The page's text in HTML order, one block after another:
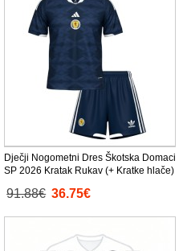
Dječji Nogometni Dres Škotska Domaci
SP 2026 Kratak Rukav (+ Kratke hlače)
91.88€ 36.75€